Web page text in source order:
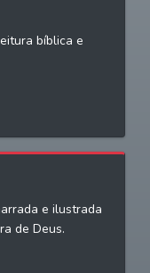
bíblica e
e ilustrada
de Deus.